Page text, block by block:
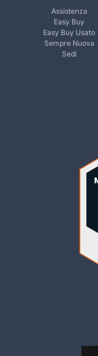
Assistenza
Easy Buy
Easy Buy Usato
Sempre Nuova
Sedi